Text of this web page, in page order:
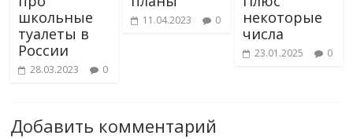
школьные
туалеты в
России
28.03.2023 0
11.04.2023 0
некоторые
числа
23.01.2025 0
Добавить комментарий